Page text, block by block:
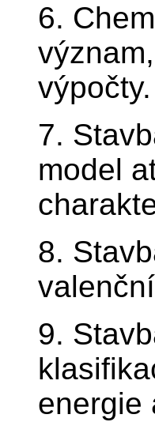
6.
výpočty.
7.
model
8.
9.
energie